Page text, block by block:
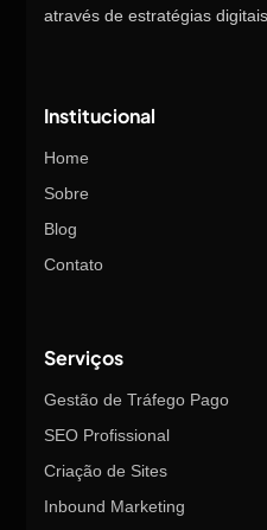
através de estratégias
Institucional
Home
Sobre
Blog
Contato
Serviços
Gestão de Tráfego Pago
SEO Profissional
Criação de Sites
Inbound Marketing